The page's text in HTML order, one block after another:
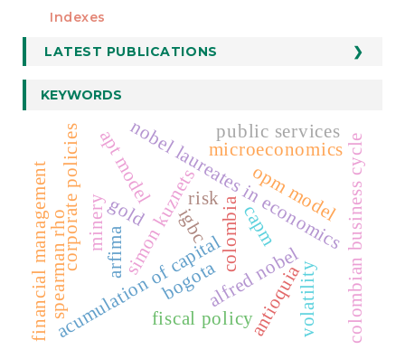
Indexes
LATEST PUBLICATIONS
KEYWORDS
nobel laureates in economics
alfred nobel
simon kuznets colombia
antioquia
gold
minery
acumulation of capital colombian business cycle
fiscal policy
microeconomics
corporate policies
financial management
public services
spearman rho igbc
volatility
arfima
capm
apt model opm model
risk
bogota